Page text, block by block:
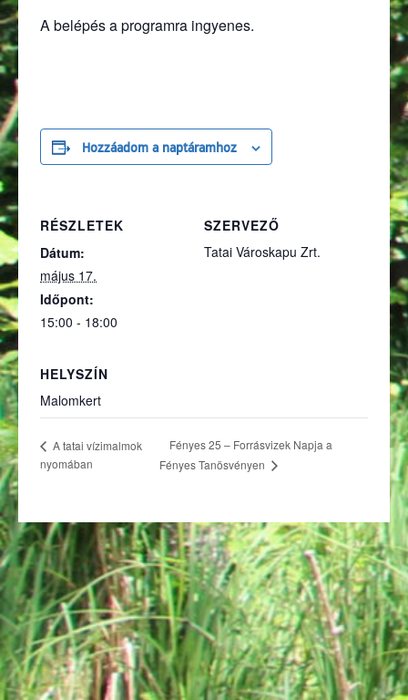
A belépés a programra ingyenes.
Hozzáadom a naptáramhoz
RÉSZLETEK
Dátum:
május 17.
Időpont:
15:00 - 18:00
SZERVEZŐ
Tatai Városkapu Zrt.
HELYSZÍN
Malomkert
A tatai vízimalmok
nyomában
Fényes 25 – Forrásvizek Napja a
Fényes Tanösvényen